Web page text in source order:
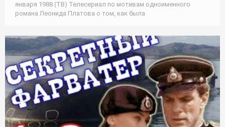
января 1988 (ТВ) Телесериал по мотивам одноименного
романа Леонида Платова о том, как была